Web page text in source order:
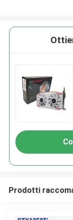
Prodotti